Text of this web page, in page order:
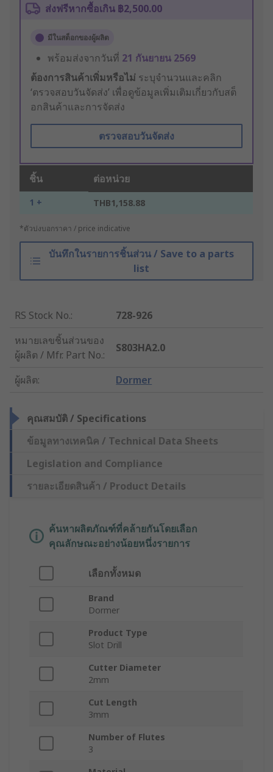
ส่งฟรีหากซื้อเกิน ฿2,500.00
มีในสต็อกของผู้ผลิต
พร้อมส่งจากวันที่ 21 กันยายน 2569
ต้องการสินค้าเพิ่มหรือไม่ ระบุจำนวนและคลิก
‘ตรวจสอบวันจัดส่ง’ เพื่อดูข้อมูลเพิ่มเติมเกี่ยวกับสต็
อกสินค้าและการจัดส่ง
ตรวจสอบวันจัดส่ง
ชิ้น ต่อหน่วย
1 + THB1,158.88
*ตัวบ่งบอกราคา / price indicative
บันทึกในรายการชิ้นส่วน / Save to a parts
list
RS Stock No.:
728-926
หมายเลขชิ้นส่วนของ
ผู้ผลิต / Mfr. Part No.:
S803HA2.0
ผู้ผลิต: Dormer
คุณสมบัติ / Specifications
ข้อมูลทางเทคนิค / Technical Data Sheets
Legislation and Compliance
รายละเอียดสินค้า / Product Details
ค้นหาผลิตภัณฑ์ที่คล้ายกันโดยเลือก
คุณลักษณะอย่างน้อยหนึ่งรายการ
เลือกทั้งหมด
Brand
Dormer
Product Type
Slot Drill
Cutter Diameter
2mm
Cut Length
3mm
Number of Flutes
3